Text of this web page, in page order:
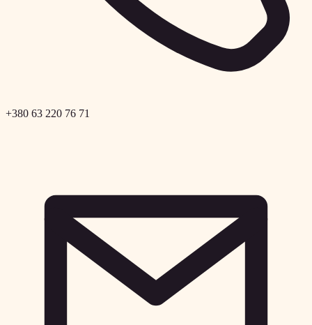
+380 63 220 76 71